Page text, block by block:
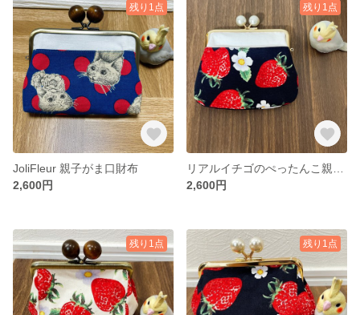
残り1点
JoliFleur 親子がま口財布
2,600円
残り1点
2,600円
残り1点 残り1点